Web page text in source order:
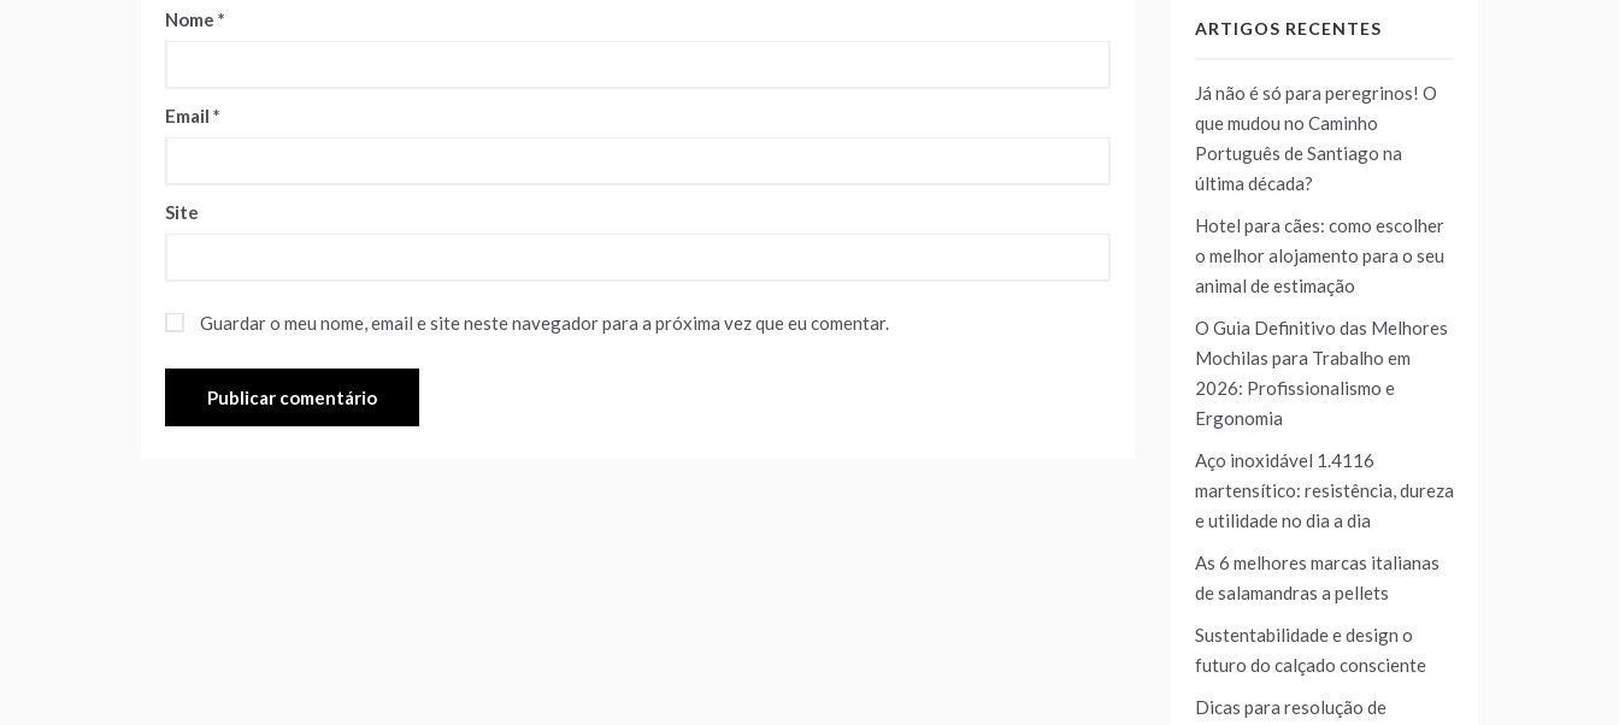
Nome *
Email *
Site
Guardar o meu nome, email e site neste navegador para a próxima vez que eu comentar.
ARTIGOS RECENTES
Já não é só para peregrinos! O
que mudou no Caminho
Português de Santiago na
última década?
Hotel para cães: como escolher
o melhor alojamento para o seu
animal de estimação
O Guia Definitivo das Melhores
Mochilas para Trabalho em
2026: Profissionalismo e
Ergonomia
Aço inoxidável 1.4116
martensítico: resistência, dureza
e utilidade no dia a dia
As 6 melhores marcas italianas
de salamandras a pellets
Sustentabilidade e design o
futuro do calçado consciente
Dicas para resolução de